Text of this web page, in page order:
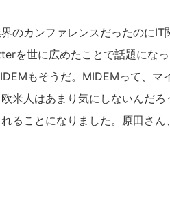
のカンファレンスだったのに
を世に広めたことで話題にな
もそうだ。MIDEMって、
米人はあまり気にしないんだ
ることになりました。原田さん